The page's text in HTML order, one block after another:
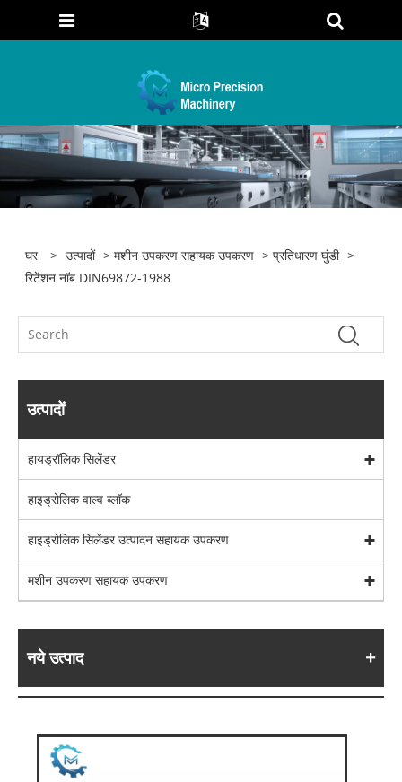
घर > उत्पादों >मशीन उपकरण सहायक उपकरण >प्रतिधारण घुंडी >
रिटेंशन नॉब DIN69872-1988
उत्पादों
हायड्रॉलिक सिलेंडर
हाइड्रोलिक वाल्व ब्लॉक
हाइड्रोलिक सिलेंडर उत्पादन सहायक उपकरण
मशीन उपकरण सहायक उपकरण
नये उत्पाद